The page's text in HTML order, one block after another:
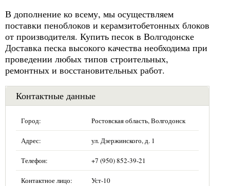
В дополнение ко всему, мы осуществляем
поставки пеноблоков и керамзитобетонных блоков
от производителя. Купить песок в Волгодонске
Доставка песка высокого качества необходима при
проведении любых типов строительных,
ремонтных и восстановительных работ.
Контактные данные
Город: Ростовская область, Волгодонск
Адрес: ул. Дзержинского, д. 1
Телефон: +7 (950) 852-39-21
Контактное лицо: Уст-10